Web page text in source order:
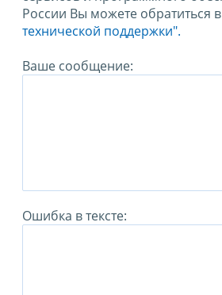
России Вы можете обратиться в
технической поддержки".
Ваше сообщение:
Ошибка в тексте: